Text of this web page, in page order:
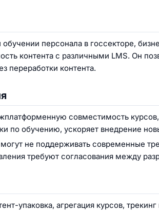
персонала в госсекторе,
контента с различными LMS. Он
переработки контента.
совместимость курсов,
по обучению, ускоряет внедрение
не поддерживать современные
требуют согласования между
упаковка, агрегация курсов,